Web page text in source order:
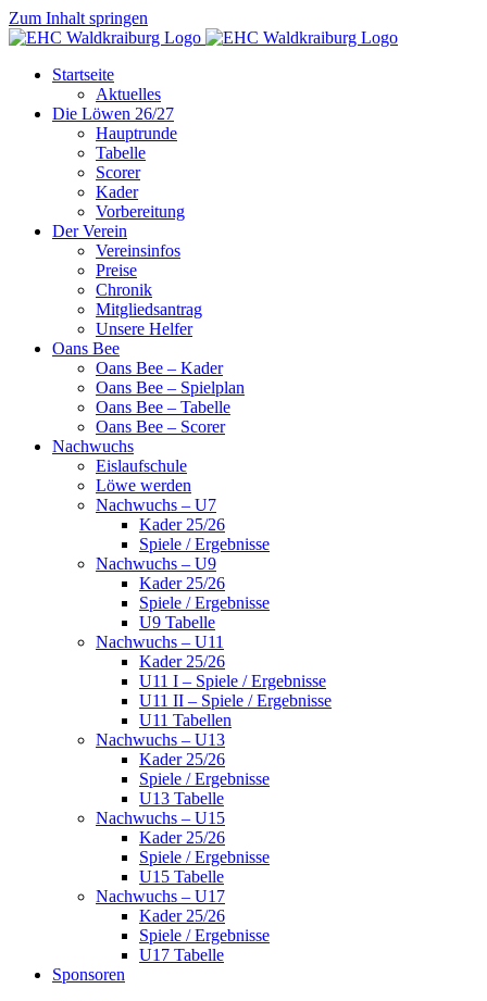
Zum Inhalt springen
Startseite
Aktuelles
Die Löwen 26/27
Hauptrunde
Tabelle
Scorer
Kader
Vorbereitung
Der Verein
Vereinsinfos
Preise
Chronik
Mitgliedsantrag
Unsere Helfer
Oans Bee
Oans Bee – Kader
Oans Bee – Spielplan
Oans Bee – Tabelle
Oans Bee – Scorer
Nachwuchs
Eislaufschule
Löwe werden
Nachwuchs – U7
Kader 25/26
Spiele / Ergebnisse
Nachwuchs – U9
Kader 25/26
Spiele / Ergebnisse
U9 Tabelle
Nachwuchs – U11
Kader 25/26
U11 I – Spiele / Ergebnisse
U11 II – Spiele / Ergebnisse
U11 Tabellen
Nachwuchs – U13
Kader 25/26
Spiele / Ergebnisse
U13 Tabelle
Nachwuchs – U15
Kader 25/26
Spiele / Ergebnisse
U15 Tabelle
Nachwuchs – U17
Kader 25/26
Spiele / Ergebnisse
U17 Tabelle
Sponsoren